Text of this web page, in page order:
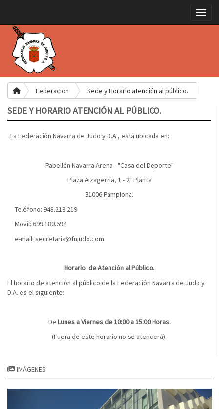
Federacion Sede y Horario atención al público.
SEDE Y HORARIO ATENCIÓN AL PÚBLICO.
La Federación Navarra de Judo y D.A., está ubicada en:
Pabellón Navarra Arena - "Casa del Deporte"
Plaza Aizagerria, 1 - 2ª Planta
31006 Pamplona.
Teléfono: 948.213.219
Movil: 699.180.694
e-mail: secretaria@fnjudo.com
Horario de Atención al Público.
El horario de atención al público de la Federación Navarra de Judo y
D.A. es el siguiente:
De Lunes a Viernes de 10:00 a 15:00 Horas.
(Fuera de este horario no se atenderá).
IMÁGENES